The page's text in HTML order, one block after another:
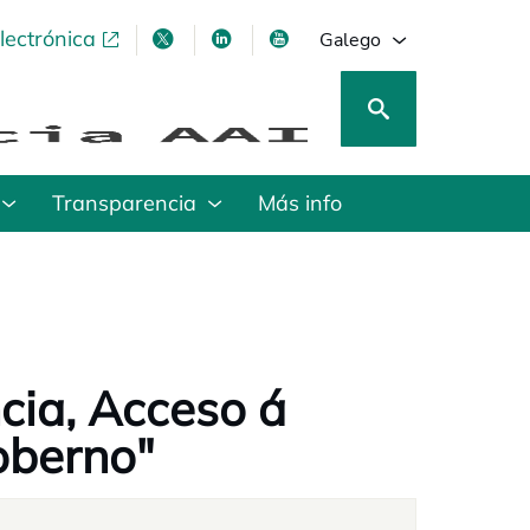
opens in a new tabopens in a new tab
opens in a new tab
opens in a new tab
Galego
Transparencia Más info
Acceso á